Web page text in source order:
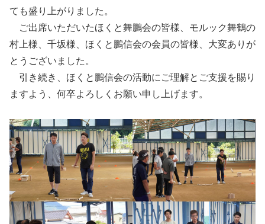
ても盛り上がりました。
ご出席いただいたほくと舞鵬会の皆様、モルック舞鶴の
村上様、千坂様、ほくと鵬信会の会員の皆様、大変ありが
とうございました。
引き続き、ほくと鵬信会の活動にご理解とご支援を賜り
ますよう、何卒よろしくお願い申し上げます。